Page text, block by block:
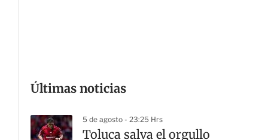
Últimas noticias
5 de agosto - 23:25 Hrs
Toluca salva el orgullo